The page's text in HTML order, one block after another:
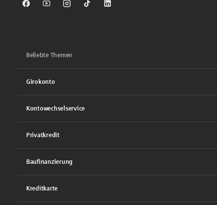
Sparkasse auf Facebook
Sparkasse auf Youtube
Sparkasse auf Instagram
Sparkasse auf TikTok
Sparkasse auf LinkedIn
Beliebte Themen
Girokonto
Kontowechselservice
Privatkredit
Baufinanzierung
Kreditkarte